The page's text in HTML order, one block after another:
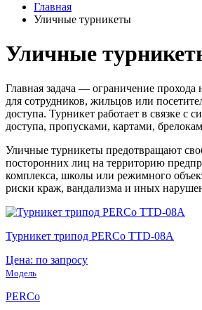
Главная
Уличные турникеты
Уличные
Главная задача — ограничение прохода
для сотрудников, жильцов или
доступа. Турникет работает в связке с
доступа, пропусками, картами,
Уличные турникеты предотвращают
посторонних лиц на территорию
комплекса, школы или режимного
риски краж, вандализма и иных
Турникет трипод PERCo TTD-08A
Цена: по запросу
Модель
PERCo